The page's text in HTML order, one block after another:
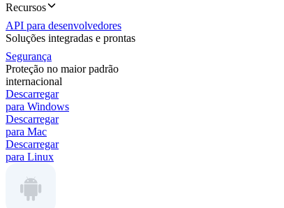
Recursos
API para desenvolvedores
Soluções integradas e prontas
Segurança
Proteção no maior padrão
internacional
Descarregar
para Windows
Descarregar
para Mac
Descarregar
para Linux